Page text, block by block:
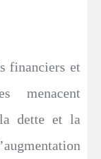
financiers et
menacent
dette et la